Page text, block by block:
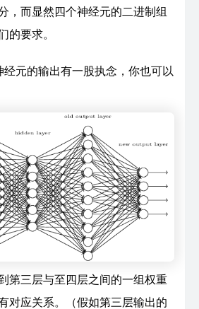
，而显然四个神经元的二进制组
的要求。
经元的输出有一股执念，你也可以
第三层与至四层之间的一组权重
对应关系。（假如第三层输出的